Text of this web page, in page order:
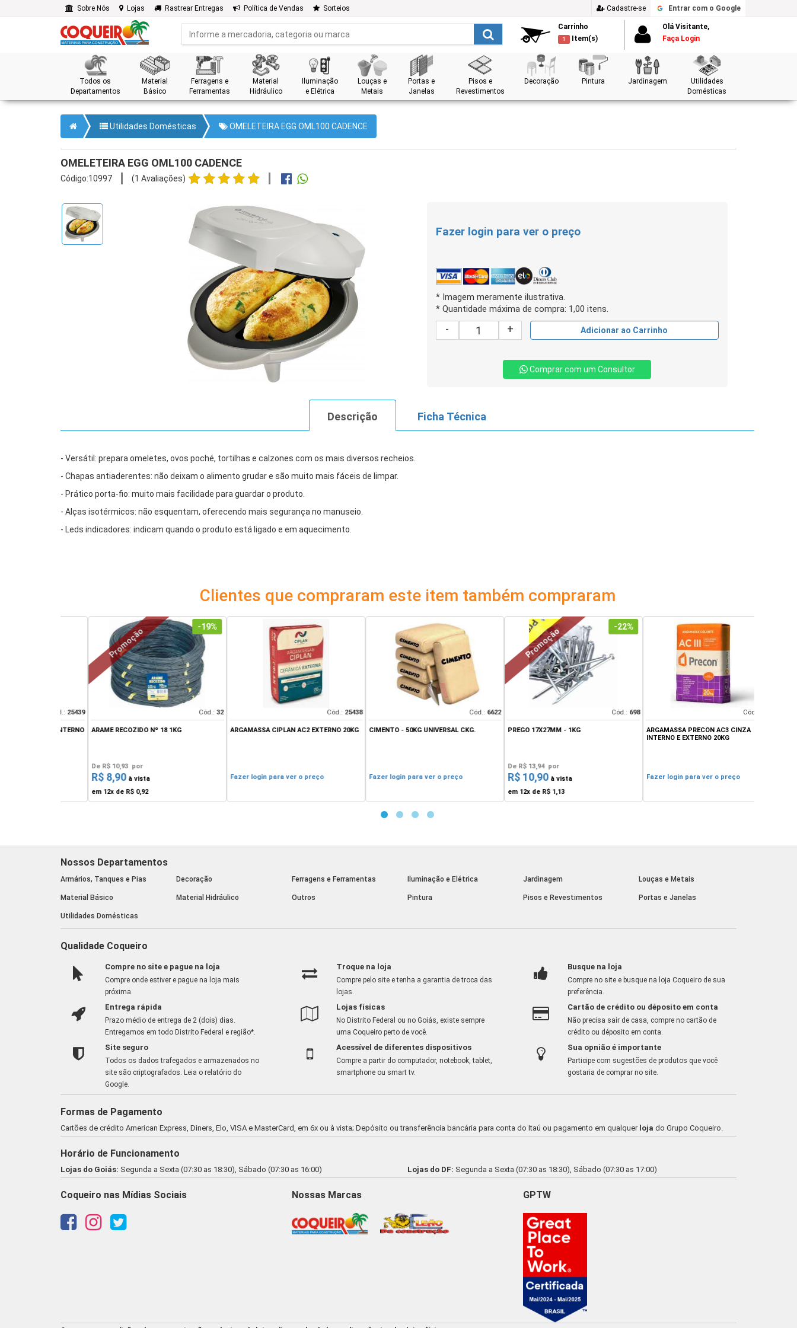
Sobre Nós Lojas Rastrear Entregas Política de Vendas Sorteios Cadastre-se Entrar com o Google
Carrinho
1 Item(s)
Olá Visitante,
Faça Login
Todos os
Departamentos
Material
Básico
Ferragens e
Ferramentas
Material
Hidráulico
Iluminação
e Elétrica
Louças e
Metais
Portas e
Janelas
Pisos e
Revestimentos
Decoração Pintura Jardinagem
Utilidades
Domésticas
Utilidades Domésticas OMELETEIRA EGG OML100 CADENCE
OMELETEIRA EGG OML100 CADENCE
Código:10997 (1 Avaliações)
Fazer login para ver o preço
* Imagem meramente ilustrativa.
* Quantidade máxima de compra: 1,00 itens.
- + Adicionar ao Carrinho
Comprar com um Consultor
Descrição Ficha Técnica
- Versátil: prepara omeletes, ovos poché, tortilhas e calzones com os mais diversos recheios.
- Chapas antiaderentes: não deixam o alimento grudar e são muito mais fáceis de limpar.
- Prático porta-fio: muito mais facilidade para guardar o produto.
- Alças isotérmicos: não esquentam, oferecendo mais segurança no manuseio.
- Leds indicadores: indicam quando o produto está ligado e em aquecimento.
Clientes que compraram este item também compraram
-19%
Promoção
ARAME RECOZIDO Nº 18 1KG
R$ 10,93 por
R$ 8,90 à vista
em 12x deR$ 0,92
25438
ARGAMASSA CIPLAN AC2 EXTERNO 20KG
Fazer login para ver o preço
6622
CIMENTO - 50KG UNIVERSAL CKG.
Fazer login para ver o preço
-22%
Promoção
698
PREGO 17X27MM - 1KG
R$ 13,94 por
R$ 10,90
à vista
em 12x deR$ 1,13
15696
ARGAMASSA PRECON AC3 CINZA
INTERNO E EXTERNO 20KG
Fazer login para ver o preço
Nossos Departamentos
Armários, Tanques e Pias Decoração Ferragens e Ferramentas Iluminação e Elétrica Jardinagem Louças e Metais
Material Básico Material Hidráulico Outros Pintura Pisos e Revestimentos Portas e Janelas
Utilidades Domésticas
Qualidade Coqueiro
Compre no site e pague na loja
Compre onde estiver e pague na loja mais
próxima.
Troque na loja
Compre pelo site e tenha a garantia de troca das
lojas.
Busque na loja
Compre no site e busque na loja Coqueiro de sua
preferência.
Entrega rápida
Prazo médio de entrega de 2 (dois) dias.
Entregamos em todo Distrito Federal e região*.
Lojas físicas
No Distrito Federal ou no Goiás, existe sempre
uma Coqueiro perto de você.
Cartão de crédito ou déposito em conta
Não precisa sair de casa, compre no cartão de
crédito ou déposito em conta.
Site seguro
Todos os dados trafegados e armazenados no
site são criptografados. Leia o relatório do
Google
Acessível de diferentes dispositivos
Compre a partir do computador, notebook, tablet,
smartphone ou smart tv.
Sua opnião é importante
Participe com sugestões de produtos que você
gostaria de comprar no site.
Formas de Pagamento
Cartões de crédito American Express, Diners, Elo, VISA e MasterCard, em 6x ou à vista; Depósito ou transferência bancária para conta do Itaú ou pagamento em qualquer loja do Grupo Coqueiro.
Horário de Funcionamento
Lojas do Goiás: Segunda a Sexta (07:30 as 18:30), Sábado (07:30 as 16:00) Lojas do DF: Segunda a Sexta (07:30 as 18:30), Sábado (07:30 as 17:00)
Coqueiro nas Mídias Sociais Nossas Marcas GPTW